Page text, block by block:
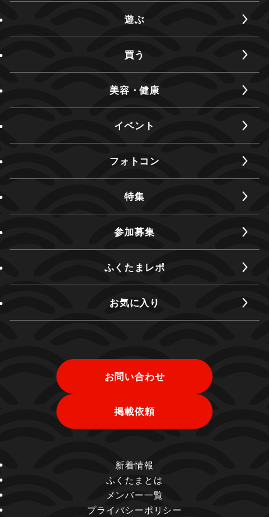
遊ぶ
買う
美容・健康
イベント
フォトコン
特集
参加募集
ふくたまレポ
お気に入り
お問い合わせ
掲載依頼
新着情報
ふくたまとは
メンバー一覧
プライバシーポリシー